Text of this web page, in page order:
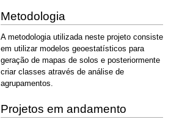
Metodologia
A metodologia utilizada neste projeto consiste
em utilizar modelos geoestatísticos para
geração de mapas de solos e posteriormente
criar classes através de análise de
agrupamentos.
Projetos em andamento